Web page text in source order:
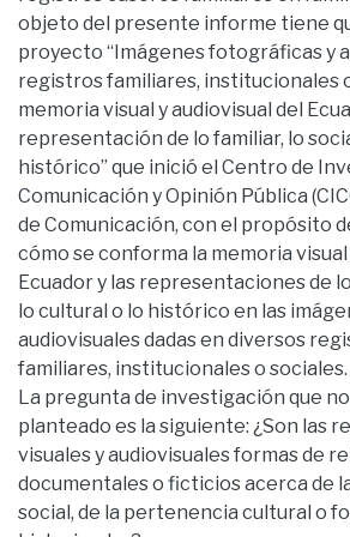
objeto del presente informe tiene
proyecto “Imágenes fotográficas y
registros familiares, institucionales
memoria visual y audiovisual del
representación de lo familiar, lo
histórico” que inició el Centro de
Comunicación y Opinión Pública
de Comunicación, con el propósito
cómo se conforma la memoria visual
Ecuador y las representaciones de
lo cultural o lo histórico en las
audiovisuales dadas en diversos
familiares, institucionales o sociales.
La pregunta de investigación que
planteado es la siguiente: ¿Son las
visuales y audiovisuales formas de
documentales o ficticios acerca de
social, de la pertenencia cultural o